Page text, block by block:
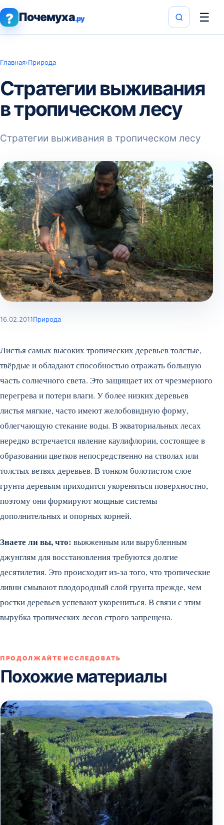
? Почемуха.ру ☰
Главная›Природа
Стратегии выживания
в тропическом лесу
Стратегии выживания в тропическом лесу
16.02.2011Природа
Листья самых высоких тропических деревьев толстые,
твёрдые и обладают способностью отражать большую
часть солнечного света. Это защищает их от чрезмерного
перегрева и потери влаги. У более низких деревьев
листья мягкие, часто имеют желобовидную форму,
облегчающую стекание воды. В экваториальных лесах
нередко встречается явление каулифлории, состоящее в
образовании цветков непосредственно на стволах или
толстых ветвях деревьев. В тонком болотистом слое
грунта деревьям приходится укореняться поверхностно,
поэтому они формируют мощные системы
дополнительных и опорных корней.
Знаете ли вы, что: выжженным или вырубленным
джунглям для восстановления требуются долгие
десятилетия. Это происходит из-за того, что тропические
ливни смывают плодородный слой грунта прежде, чем
ростки деревьев успевают укорениться. В связи с этим
вырубка тропических лесов строго запрещена.
ПРОДОЛЖАЙТЕ ИССЛЕДОВАТЬ
Похожие материалы